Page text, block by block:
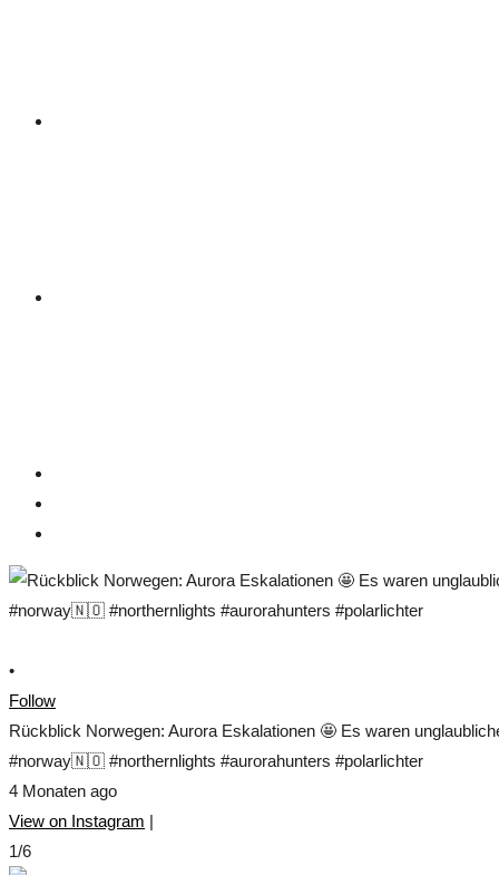
•
Follow
Rückblick Norwegen: Aurora Eskalationen 🤩 Es waren
#norway🇳🇴 #northernlights #aurorahunters #polarlichter
4 Monaten ago
View on Instagram |
1/6